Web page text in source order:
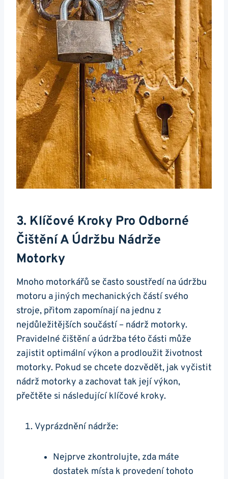
3.⁣ Klíčové Kroky ​pro Odborné
Čištění A Údržbu Nádrže
Motorky
Mnoho motorkářů se často soustředí⁢ na ​údržbu
motoru⁢ a jiných mechanických částí svého
stroje,‍ přitom zapomínají​ na​ jednu ​z
nejdůležitějších součástí – nádrž motorky.
Pravidelné čištění a údržba této části může
zajistit optimální výkon‍ a prodloužit⁣ životnost‌
motorky. Pokud se chcete dozvědět, jak vyčistit
nádrž motorky a⁣ zachovat tak její ⁢výkon,‌
přečtěte si⁢ následující klíčové kroky.
Vyprázdnění nádrže:
Nejprve ⁢zkontrolujte, zda ⁣máte
dostatek místa k provedení ​tohoto